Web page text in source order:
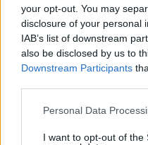
your opt-out. You may
disclosure of your personal
IAB’s list of downstream
also be disclosed by us to
Downstream Participants
Please note that this
not limited to your visit or
Personal Data
I want to opt-out of the